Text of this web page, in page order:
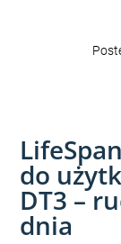
do
DT3 –
dnia